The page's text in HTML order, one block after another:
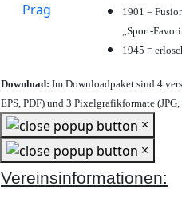
1901 =
„Sport-
1945 =
Download: Im Downloadpaket sind 4
EPS, PDF) und 3 Pixelgrafikformate (JPG,
×
×
Vereinsinformationen: